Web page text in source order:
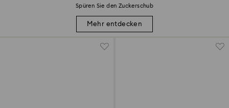
Spüren Sie den Zuckerschub
Mehr entdecken